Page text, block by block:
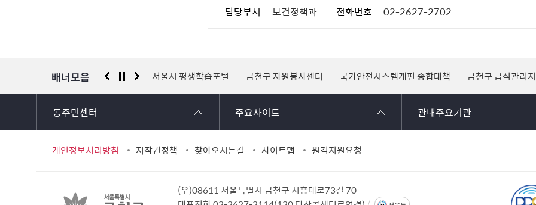
담당부서 보건정책과 전화번호 02-2627-2702
배너모음
경찰청 유실물 통합포털 서울시 평생학습포털 금천구 자원봉사센터 국가안전시스템개편 종합대책 금천구 급식관리
동주민센터 주요사이트 관내주요기관
개인정보처리방침 저작권정책 찾아오시는길 사이트맵 원격지원요청
(우)08611 서울특별시 금천구 시흥대로73길 70